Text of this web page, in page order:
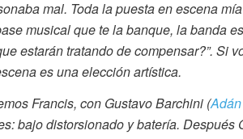
mal. Toda la puesta en escena
musical que te la banque, la banda
estarán tratando de compensar?”. Si
es una elección artística.
Francis, con Gustavo Barchini (
bajo distorsionado y batería.